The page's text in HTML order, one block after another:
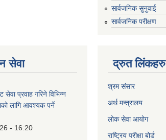
सार्वजनिक सुनुवाई
सार्वजनिक परीक्षण
सेवा
सेवा प्रवाह गरिने विभिन्न
लागि आवश्यक पर्ने
- 16:20
द्रुत लिंकहरु
श्रम संसार
अर्थ मन्त्रालय
लोक सेवा आयोग
राष्ट्रिय परीक्षा बोर्ड